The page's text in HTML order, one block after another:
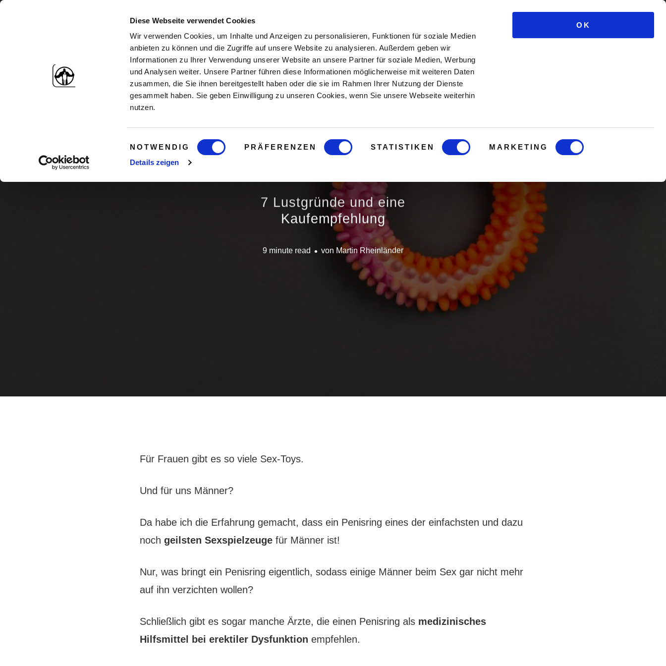
Diese Webseite verwendet Cookies
Wir verwenden Cookies, um Inhalte und Anzeigen zu personalisieren, Funktionen für soziale Medien
anbieten zu können und die Zugriffe auf unsere Website zu analysieren. Außerdem geben wir
Informationen zu Ihrer Verwendung unserer Website an unsere Partner für soziale Medien, Werbung
und Analysen weiter. Unsere Partner führen diese Informationen möglicherweise mit weiteren Daten
zusammen, die Sie ihnen bereitgestellt haben oder die sie im Rahmen Ihrer Nutzung der Dienste
gesammelt haben. Sie geben Einwilligung zu unseren Cookies, wenn Sie unsere Webseite weiterhin
nutzen.
Einwilligungsauswahl
NOTWENDIG PRÄFERENZEN STATISTIKEN
MARKETING
Details zeigen
OKBlog
Was bringt ein Penisring?
7 Lustgründe und eine
Kaufempfehlung
9 minute read von Martin Rheinländer
Für Frauen gibt es so viele Sex-Toys.
Und für uns Männer?
Da habe ich die Erfahrung gemacht, dass ein Penisring eines der einfachsten und dazu
noch geilsten Sexspielzeuge für Männer ist!
Nur, was bringt ein Penisring eigentlich, sodass einige Männer beim Sex gar nicht mehr
auf ihn verzichten wollen?
Schließlich gibt es sogar manche Ärzte, die einen Penisring als medizinisches
Hilfsmittel bei erektiler Dysfunktion empfehlen.